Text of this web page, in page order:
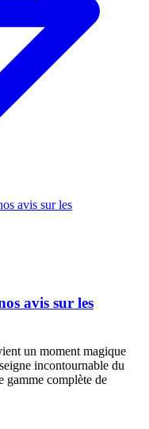
avis sur les
un moment magique
incontournable du
gamme complète de